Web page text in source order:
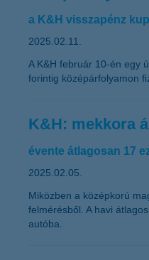
a K&H visszapénz
2025.02.11.
A K&H február 10-én egy
forintig középárfolyamon
K&H: mekkora
évente átlagosan 17
2025.02.05.
Miközben a középkorú
felmérésből. A havi
autóba.